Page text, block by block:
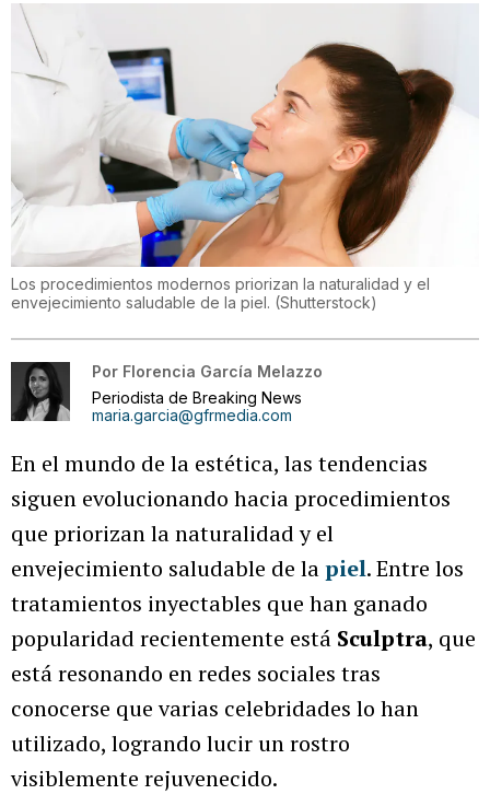
Los procedimientos modernos priorizan la naturalidad y el
envejecimiento saludable de la piel. (Shutterstock)
Por Florencia García Melazzo
Periodista de Breaking News
maria.garcia@gfrmedia.com
En el mundo de la estética, las tendencias
siguen evolucionando hacia procedimientos
que priorizan la naturalidad y el
envejecimiento saludable de lapiel. Entre los
tratamientos inyectables que han ganado
popularidad recientemente está Sculptra, que
está resonando en redes sociales tras
conocerse que varias celebridades lo han
utilizado, logrando lucir un rostro
visiblemente rejuvenecido.